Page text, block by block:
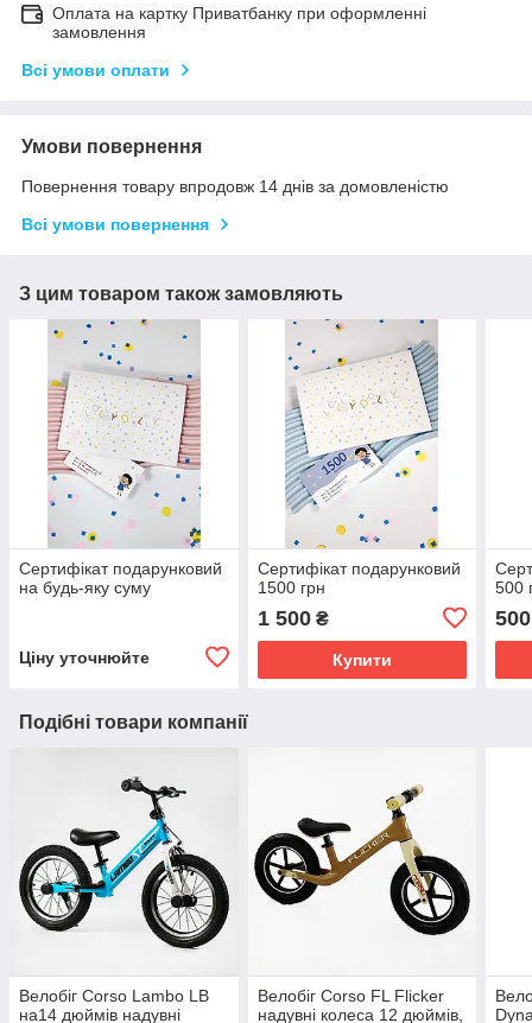
Оплата на картку Приватбанку при оформленні
замовлення
Всі умови оплати
Умови повернення
Повернення товару впродовж 14 днів за домовленістю
Всі умови повернення
З цим товаром також замовляють
Сертифікат подарунковий
на будь-яку суму
Ціну уточнюйте
Сертифікат подарунковий
1500 грн
1 500₴
Купити
500
500
Подібні товари компанії
Велобіг Corso Lambo LB
на14 дюймів надувні
Велобіг Corso FL Flicker
надувні колеса 12 дюймів,